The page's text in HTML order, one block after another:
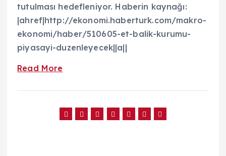
tutulması hedefleniyor. Haberin kaynağı:
|ahref|http://ekonomi.haberturk.com/makro-
ekonomi/haber/510605-et-balik-kurumu-
piyasayi-duzenleyecek||a||
Read More